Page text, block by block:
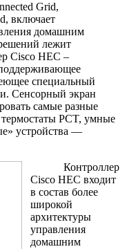
Grid,
включает
домашним
лежит
Cisco HEC –
специальный
Сенсорный экран
самые разные
PCT, умные
устройства —
Контроллер
Cisco HEC входит
в состав более
широкой
архитектуры
управления
домашним